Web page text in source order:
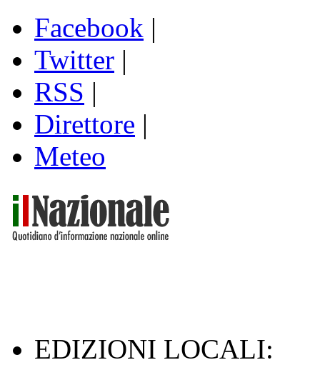
Facebook |
Twitter |
RSS |
Direttore |
Meteo
EDIZIONI LOCALI: